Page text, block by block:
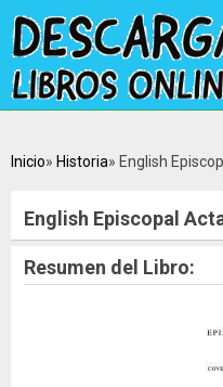
Inicio Historia English
English Episcopal
Resumen del Libro: